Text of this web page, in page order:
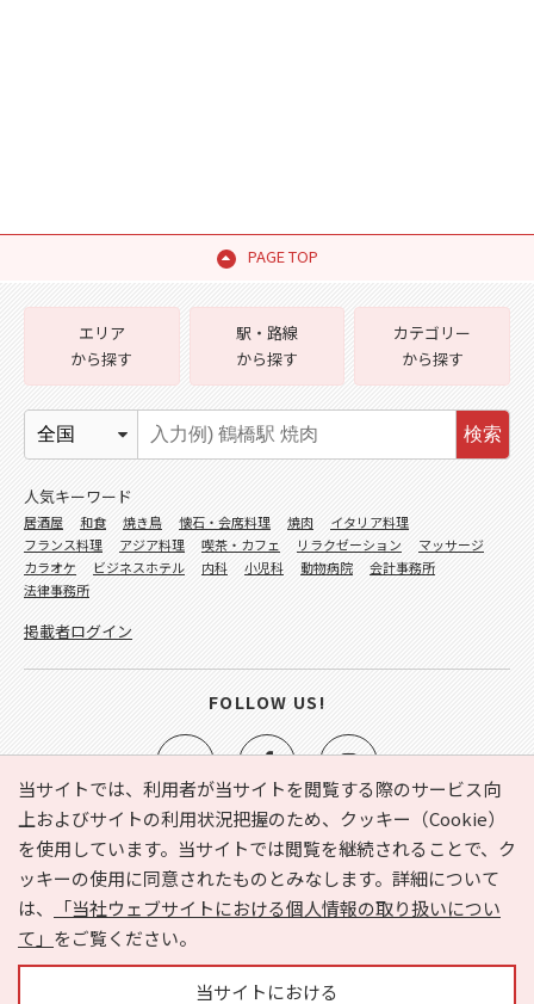
PAGE TOP
当サイトでは、利用者が当サイトを閲覧する際のサービス向
上およびサイトの利用状況把握のため、クッキー（Cookie）
を使用しています。当サイトでは閲覧を継続されることで、ク
ッキーの使用に同意されたものとみなします。詳細について
は、
「当社ウェブサイトにおける個人情報の取り扱いについ
て」 をご覧ください。
当サイトにおける
e-NAVITA（イーナビタ）とは？ お気に入り
ヘルプ
利用規約
個人情報の取り扱いについて
運営会社
サイトマップ
広告掲載に関するお問い合わせ
エリア
から探す
駅・路線
から探す
カテゴリー
から探す
検索
人気キーワード
居酒屋 和食 焼き鳥 懐石・会席料理 焼肉
イタリア料理
フランス料理
アジア料理 喫茶・カフェ リラクゼーション
マッサージ
カラオケ
ビジネスホテル 内科 小児科 動物病院
会計事務所
法律事務所
掲載者ログイン
FOLLOW US!